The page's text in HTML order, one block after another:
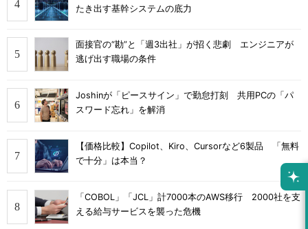
たき出す基幹システムの底力
面接官の“勘”と「週3出社」が招く悲劇 エンジニアが
逃げ出す職場の条件
Joshinが「ピースサイン」で勤怠打刻 共用PCの「パ
スワード忘れ」を解消
【価格比較】Copilot、Kiro、Cursorなど6製品 「無料
で十分」は本当？
「COBOL」「JCL」計7000本のAWS移行 2000社を支
える給与サービスを襲った危機